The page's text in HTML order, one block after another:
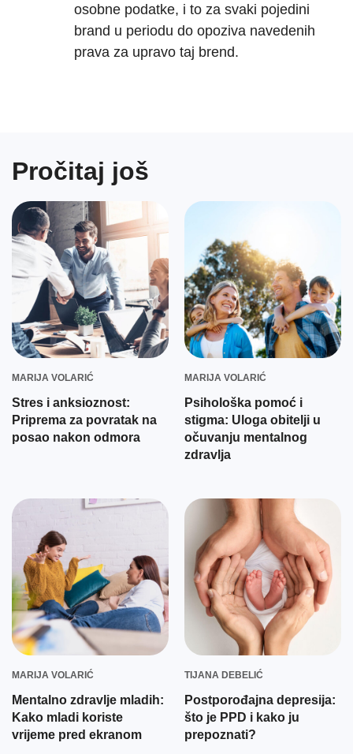
osobne podatke, i to za svaki pojedini
brand u periodu do opoziva navedenih
prava za upravo taj brend.
Pročitaj još
MARIJA VOLARIĆ
Stres i anksioznost:
Priprema za povratak na
posao nakon odmora
MARIJA VOLARIĆ
Psihološka pomoć i
stigma: Uloga obitelji u
očuvanju mentalnog
zdravlja
MARIJA VOLARIĆ
Mentalno zdravlje mladih:
Kako mladi koriste
vrijeme pred ekranom
TIJANA DEBELIĆ
Postporođajna depresija:
što je PPD i kako ju
prepoznati?